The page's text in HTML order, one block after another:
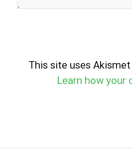
This site uses
Learn how